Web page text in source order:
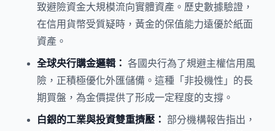
致避險資金大規模流向實體資產。歷史數據驗證，
在信用貨幣受質疑時，黃金的保值能力遠優於紙面
資產。
全球央行購金邏輯： 各國央行為了規避主權信用風
險，正積極優化外匯儲備。這種「非投機性」的長
期買盤，為金價提供了形成一定程度的支撐。
白銀的工業與投資雙重擠壓： 部分機構報告指出，